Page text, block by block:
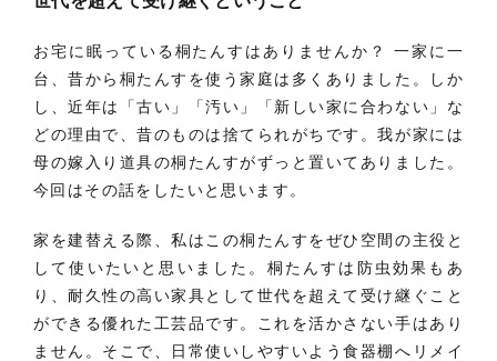
お宅に眠っている桐たんすはありませんか？ 一家に一
台、昔から桐たんすを使う家庭は多くありました。しか
し、近年は「古い」「汚い」「新しい家に合わない」な
どの理由で、昔のものは捨てられがちです。我が家には
母の嫁入り道具の桐たんすがずっと置いてありました。
今回はその話をしたいと思います。
家を建替える際、私はこの桐たんすをぜひ空間の主役と
して使いたいと思いました。桐たんすは防虫効果もあ
り、耐久性の高い家具として世代を超えて受け継ぐこと
ができる優れた工芸品です。これを活かさない手はあり
ません。そこで、日常使いしやすいよう食器棚へリメイ